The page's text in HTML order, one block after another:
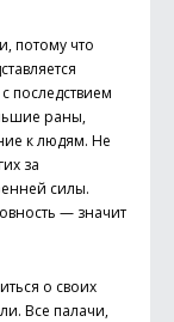
потому что
последствием
раны,
к людям. Не
за
силы.
— значит
о своих
Все палачи,